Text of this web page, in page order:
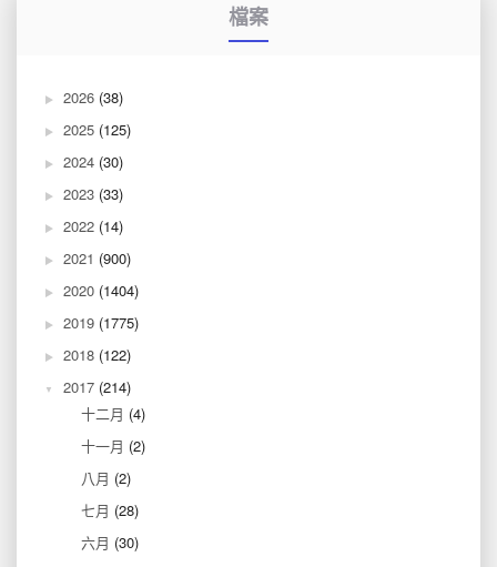
檔案
2026 (38)
2025 (125)
2024 (30)
2023 (33)
2022 (14)
2021 (900)
2020 (1404)
2019 (1775)
2018 (122)
2017 (214)
十二月 (4)
十一月 (2)
八月 (2)
七月 (28)
六月 (30)